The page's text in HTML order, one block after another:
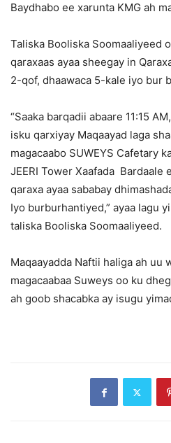
Baydhabo ee xarunta KMG ah
Taliska Booliska Soomaaliyeed
qaraxaas ayaa sheegay in
2-qof, dhaawaca 5-kale iyo bur
“Saaka barqadii abaare 11:15
isku qarxiyay Maqaayad laga
magacaabo SUWEYS Cafetary
JEERI Tower Xaafada Bardaale
qaraxa ayaa sababay
Iyo burburhantiyed,” ayaa lagu
taliska Booliska Soomaaliyeed.
Maqaayadda Naftii haliga ah uu
magacaabaa Suweys oo ku
ah goob shacabka ay isugu